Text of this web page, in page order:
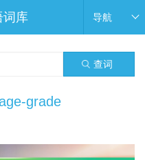
词库 导航
查词
grade